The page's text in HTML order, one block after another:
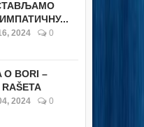
2024 0
O BORI –
2024 0